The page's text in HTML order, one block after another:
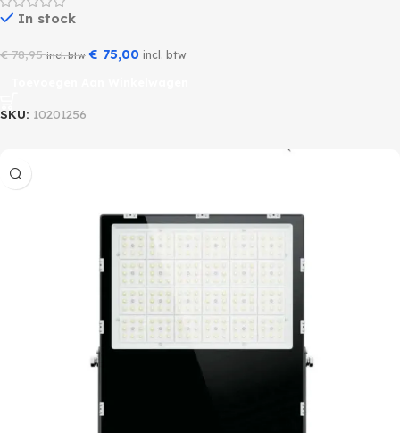
In stock
€78,95 incl. btw € 75,00 incl. btw
SKU: 10201256